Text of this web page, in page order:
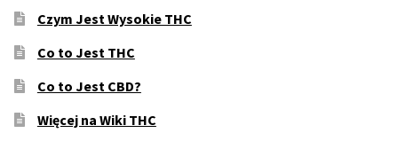
Czym Jest Wysokie THC
Co to Jest THC
Co to Jest CBD?
Więcej na Wiki THC